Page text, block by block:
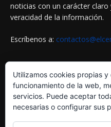
noticias con un carácter
veracidad de la información.
Escríbenos a:
Utilizamos cookies propias
funcionamiento de la web,
servicios. Puede aceptar
necesarias o configurar sus